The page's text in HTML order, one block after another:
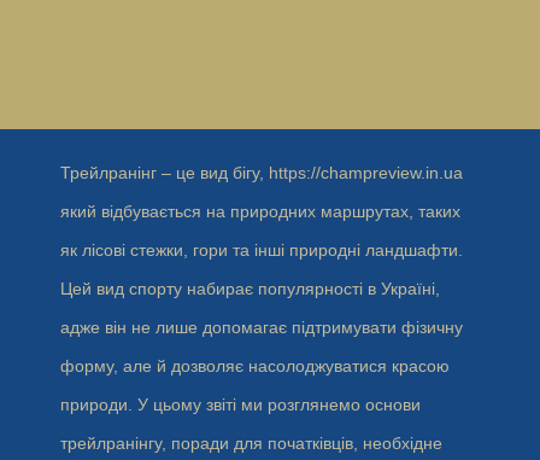
Трейлранінг – це вид бігу, https://champreview.in.ua
який відбувається на природних маршрутах, таких
як лісові стежки, гори та інші природні ландшафти.
Цей вид спорту набирає популярності в Україні,
адже він не лише допомагає підтримувати фізичну
форму, але й дозволяє насолоджуватися красою
природи. У цьому звіті ми розглянемо основи
трейлранінгу, поради для початківців, необхідне